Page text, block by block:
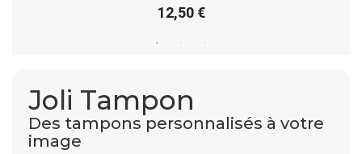
12,50 €
Joli Tampon
Des tampons personnalisés à votre
image